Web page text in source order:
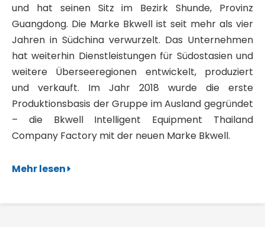
und hat seinen Sitz im Bezirk Shunde, Provinz
Guangdong. Die Marke Bkwell ist seit mehr als vier
Jahren in Südchina verwurzelt. Das Unternehmen
hat weiterhin Dienstleistungen für Südostasien und
weitere Überseeregionen entwickelt, produziert
und verkauft. Im Jahr 2018 wurde die erste
Produktionsbasis der Gruppe im Ausland gegründet
– die Bkwell Intelligent Equipment Thailand
Company Factory mit der neuen Marke Bkwell.
Mehr lesen 